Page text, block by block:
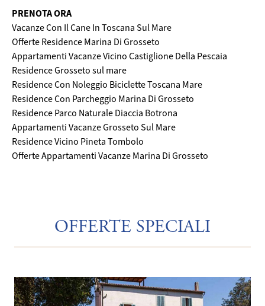
PRENOTA ORA
Vacanze Con Il Cane In Toscana Sul Mare
Offerte Residence Marina Di Grosseto
Appartamenti Vacanze Vicino Castiglione Della Pescaia
Residence Grosseto sul mare
Residence Con Noleggio Biciclette Toscana Mare
Residence Con Parcheggio Marina Di Grosseto
Residence Parco Naturale Diaccia Botrona
Appartamenti Vacanze Grosseto Sul Mare
Residence Vicino Pineta Tombolo
Offerte Appartamenti Vacanze Marina Di Grosseto
OFFERTE SPECIALI